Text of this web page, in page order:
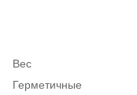
Вес
Герметичные